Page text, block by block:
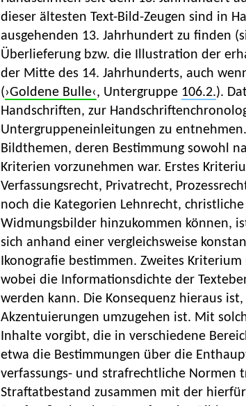
dieser ältesten Text-Bild-Zeugen sind in
ausgehenden 13. Jahrhundert zu finden
Überlieferung bzw. die Illustration der
der Mitte des 14. Jahrhunderts, auch
(›Goldene Bulle‹, Untergruppe 106.2.).
Handschriften, zur
Untergruppeneinleitungen zu
Bildthemen, deren Bestimmung sowohl
Kriterien vorzunehmen war. Erstes
Verfassungsrecht, Privatrecht,
noch die Kategorien Lehnrecht,
Widmungsbilder hinzukommen können,
sich anhand einer vergleichsweise
Ikonografie bestimmen. Zweites
wobei die Informationsdichte der
werden kann. Die Konsequenz hieraus
Akzentuierungen umzugehen ist. Mit
Inhalte vorgibt, die in verschiedene
etwa die Bestimmungen über die
verfassungs- und strafrechtliche
Straftatbestand zusammen mit der